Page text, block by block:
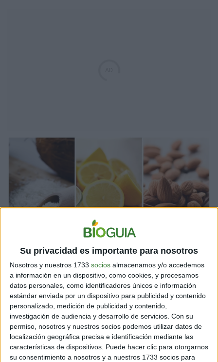
Su privacidad es importante para nosotros
Nosotros y nuestros 1733 socios almacenamos y/o accedemos
a información en un dispositivo, como cookies, y procesamos
datos personales, como identificadores únicos e información
estándar enviada por un dispositivo para publicidad y contenido
personalizado, medición de publicidad y contenido,
investigación de audiencia y desarrollo de servicios. Con su
permiso, nosotros y nuestros socios podemos utilizar datos de
localización geográfica precisa e identificación mediante las
características de dispositivos. Puede hacer clic para otorgarnos
su consentimiento a nosotros y a nuestros 1733 socios para
- 2 tazas de coco rallado y un poco más para cubrir los
bombones
- 1/2 taza de almendras
- 2 o 3 cucharadas de miel
- 2 cucharadas de aceite de coco
- La ralladura y el jugo de un limón
PREPARACIÓN